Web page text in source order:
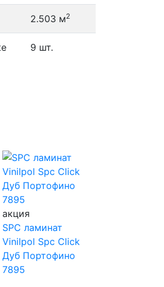
2.503 м2
9 шт.
акция
SPC ламинат
Vinilpol Spc Click
Дуб Портофино
7895